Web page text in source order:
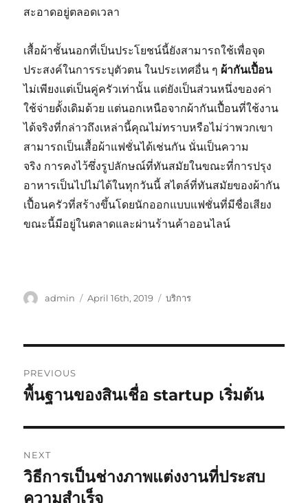
สะอาดอยู่ตลอดเวลา
เสื้อผ้าชั้นนอกที่เป็นประโยชน์นี้ยังสามารถใช้เพื่อจุด
ประสงค์ในการระบุตัวตน ในประเทศอื่น ๆ ผ้ากันเปื้อน
ไม่เพียงแต่เป็นคู่ครัวเท่านั้น แต่ยังเป็นส่วนหนึ่งของค่า
ใช้จ่ายดั้งเดิมด้วย แต่นอกเหนือจากผ้ากันเปื้อนที่ใช้งาน
ได้จริงที่กล่าวถึงเหล่านี้คุณไม่ทราบหรือไม่ว่าพวกเขา
สามารถเป็นเสื้อผ้าแฟชั่นได้เช่นกัน นั่นเป็นความ
จริง การคงไว้ซึ่งรูปลักษณ์ที่ทันสมัยในขณะที่การปรุง
อาหารเป็นไปไม่ได้ในทุกวันนี้ สไตล์ที่ทันสมัยของผ้ากัน
เปื้อนครัวที่สร้างขึ้นโดยนักออกแบบแฟชั่นที่มีชื่อเสียง
ขณะนี้มีอยู่ในตลาดและผ่านร้านค้าออนไลน์
Author
admin
Posted
April 16th, 2019 Categories
บริการ
navigation
PREVIOUS
Previous
พื้นฐานของสินเชื่อ startup เริ่มต้น
NEXT
Next
post:
วิธีการเป็นช่างภาพแต่งงานที่ประสบ
ความสำเร็จ